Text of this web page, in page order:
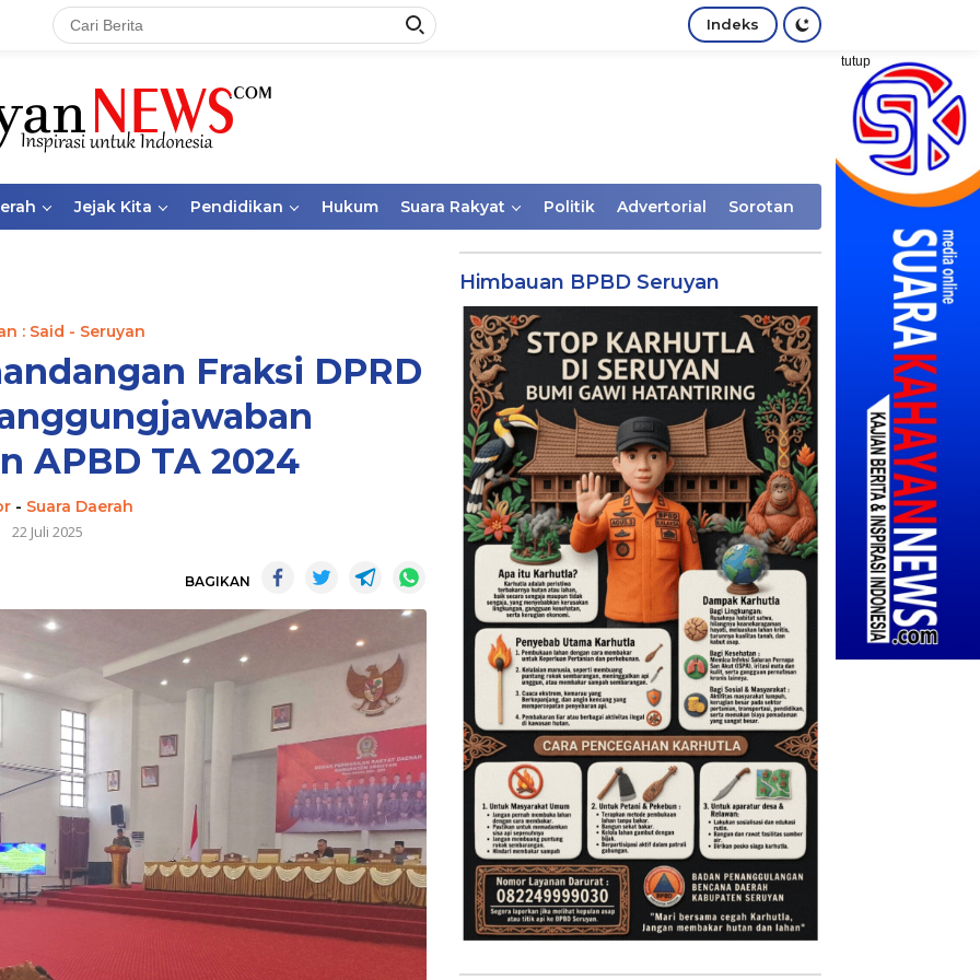
Indeks
tutup
Jejak Kita Pendidikan Hukum Suara Rakyat Politik Advertorial Sorotan
: Said - Seruyan
Fraksi DPRD
APBD TA 2024
- Suara Daerah
22 Juli 2025
BAGIKAN
Himbauan BPBD Seruyan